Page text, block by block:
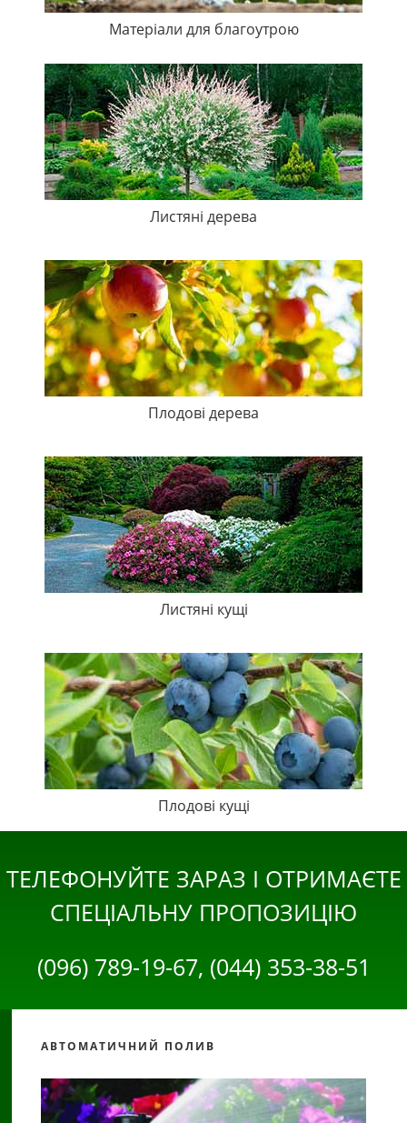
Матеріали для благоутрою
Листяні дерева
Плодові дерева
Листяні кущі
Плодові кущі
ТЕЛЕФОНУЙТЕ ЗАРАЗ І ОТРИМАЄТЕ
СПЕЦІАЛЬНУ ПРОПОЗИЦІЮ
(096) 789-19-67, (044) 353-38-51
АВТОМАТИЧНИЙ ПОЛИВ